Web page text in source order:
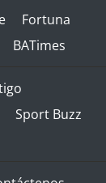
Fortuna
BATimes
Sport Buzz